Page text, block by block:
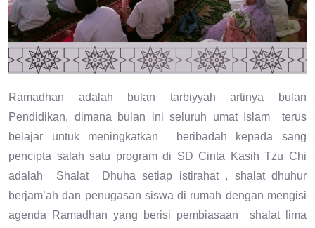
Ramadhan adalah bulan tarbiyyah artinya bulan
Pendidikan, dimana bulan ini seluruh umat Islam terus
belajar untuk meningkatkan beribadah kepada sang
pencipta salah satu program di SD Cinta Kasih Tzu Chi
adalah Shalat Dhuha setiap istirahat , shalat dhuhur
berjam’ah dan penugasan siswa di rumah dengan mengisi
agenda Ramadhan yang berisi pembiasaan shalat lima